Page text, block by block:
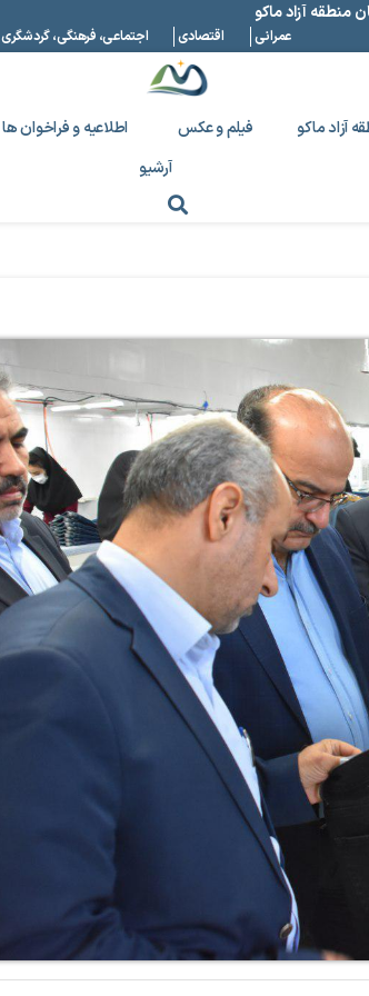
منطقه آزاد ماکو
عمرانی اقتصادی اجتماعی، فرهنگی، گردشگری
آزاد ماکو فیلم و عکس اطلاعیه و فراخوان ها
آرشیو